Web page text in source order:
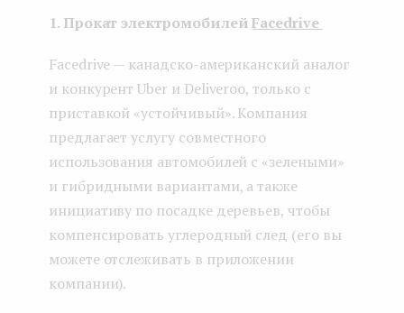
1. Прокат электромобилейFacedrive
Facedrive — канадско-американский аналог
и конкурент Uber и Deliveroo, только с
приставкой «устойчивый». Компания
предлагает услугу совместного
использования автомобилей с «зелеными»
и гибридными вариантами, а также
инициативу по посадке деревьев, чтобы
компенсировать углеродный след (его вы
можете отслеживать в приложении
компании).